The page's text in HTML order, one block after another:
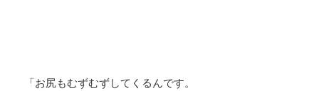
「お尻もむずむずしてくるんです。